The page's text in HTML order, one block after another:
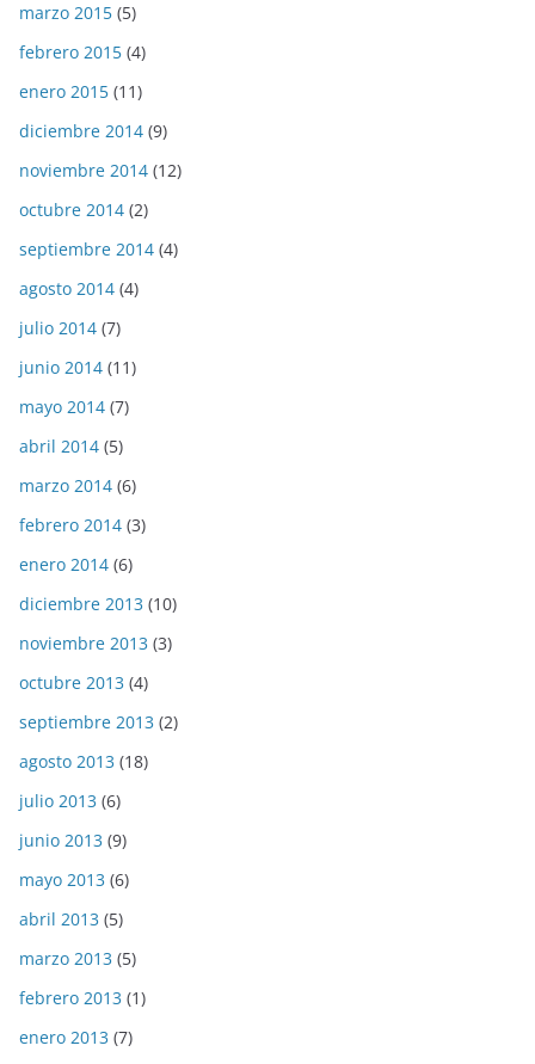
marzo 2015 (5)
febrero 2015 (4)
enero 2015 (11)
diciembre 2014 (9)
noviembre 2014 (12)
octubre 2014 (2)
septiembre 2014 (4)
agosto 2014 (4)
julio 2014 (7)
junio 2014 (11)
mayo 2014 (7)
abril 2014 (5)
marzo 2014 (6)
febrero 2014 (3)
enero 2014 (6)
diciembre 2013 (10)
noviembre 2013 (3)
octubre 2013 (4)
septiembre 2013 (2)
agosto 2013 (18)
julio 2013 (6)
junio 2013 (9)
mayo 2013 (6)
abril 2013 (5)
marzo 2013 (5)
febrero 2013 (1)
enero 2013 (7)